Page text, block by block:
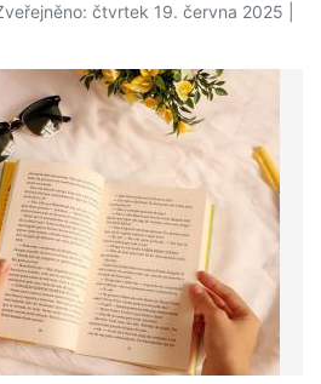
čtvrtek 19. června 2025 |